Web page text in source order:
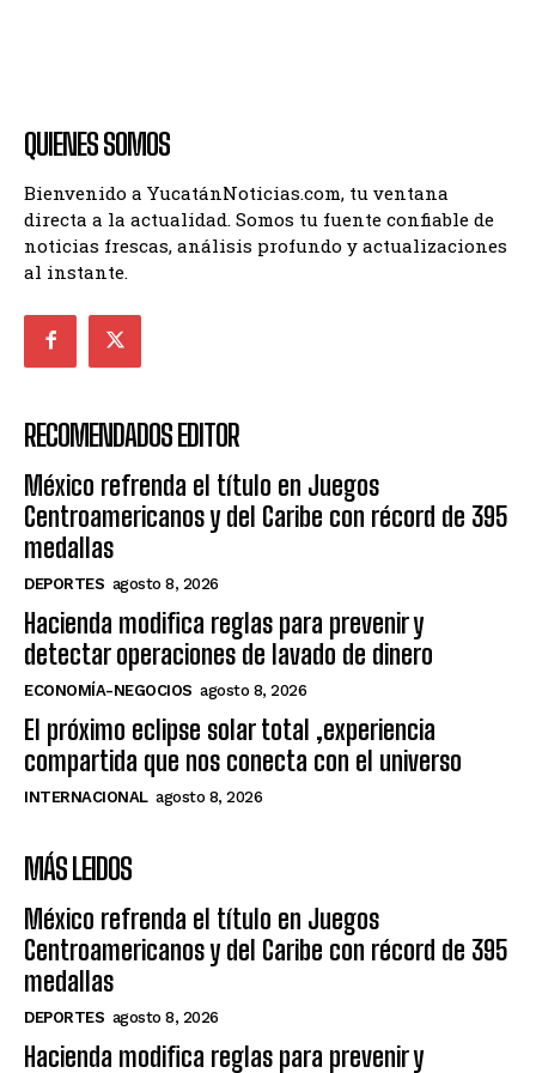
QUIENES SOMOS
Bienvenido a YucatánNoticias.com, tu ventana
directa a la actualidad. Somos tu fuente confiable de
noticias frescas, análisis profundo y actualizaciones
al instante.
RECOMENDADOS EDITOR
México refrenda el título en Juegos
Centroamericanos y del Caribe con récord de 395
medallas
DEPORTES agosto 8, 2026
Hacienda modifica reglas para prevenir y
detectar operaciones de lavado de dinero
ECONOMÍA-NEGOCIOS agosto 8, 2026
El próximo eclipse solar total ,experiencia
compartida que nos conecta con el universo
INTERNACIONAL agosto 8, 2026
MÁS LEIDOS
México refrenda el título en Juegos
Centroamericanos y del Caribe con récord de 395
medallas
DEPORTES agosto 8, 2026
Hacienda modifica reglas para prevenir y